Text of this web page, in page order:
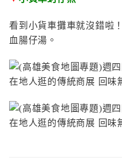
看到小貨車攤車就沒錯啦
血腸仔湯。